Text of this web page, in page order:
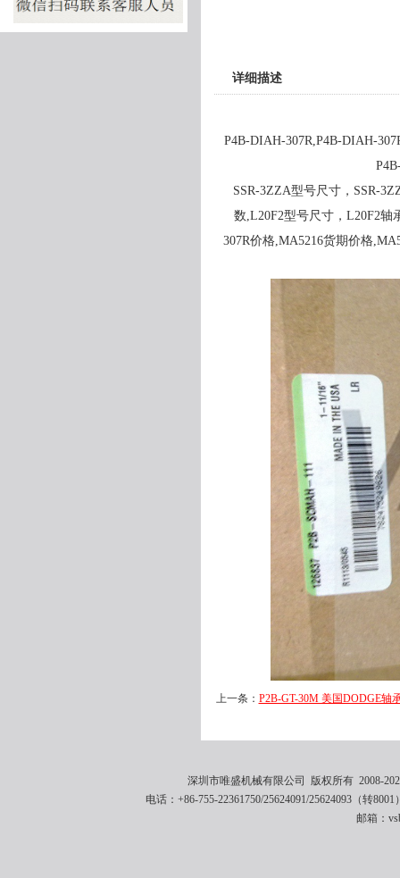
详细描述
P4B-DIAH-307R,P4B-DIAH-
SSR-3ZZA型号尺寸，SSR-
数,L20F2型号尺寸，L20F2轴
307R价格,MA5216货期价格
上一条： P2B-GT-30M 美国DODGE轴
深圳市唯盛机械有限公司 版权所有 2008-
电话：+86-755-22361750/25624091/25624093（转
邮箱：